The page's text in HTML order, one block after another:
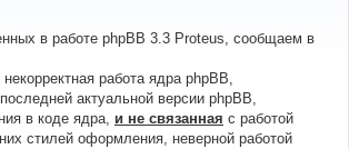
в работе phpBB 3.3 Proteus, сообщаем в
работа ядра phpBB,
актуальной версии phpBB,
в коде ядра, и не связанная с работой
стилей оформления, неверной работой